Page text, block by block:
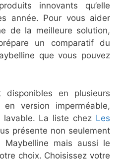
innovants qu’elle
année. Pour vous aider
de la meilleure solution,
un comparatif du
que vous pouvez
disponibles en plusieurs
version imperméable,
lavable. La liste chez Les
présente non seulement
Maybelline mais aussi le
choix. Choisissez votre